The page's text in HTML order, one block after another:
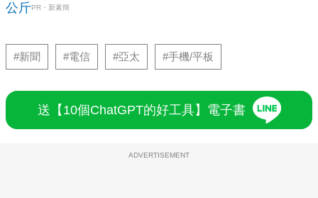
公斤PR・新素簡
#新聞 #電信 #亞太 #手機/平板
送【10個ChatGPT的好工具】電子書
ADVERTISEMENT